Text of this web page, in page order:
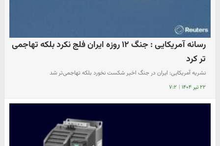
رسانه آمریکایی : جنگ ۱۲ روزه ایران فلج نکرد بلکه تهاجمی
تر کرد
نشریه آمریکایی: ایران در جنگ اخیر شکست نخورد بلکه تهاجمی‌تر شد
۲۲ تیر ۱۴۰۴ | ۷:۲